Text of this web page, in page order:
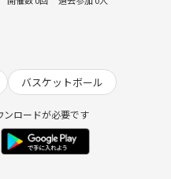
バスケットボール
ンロードが必要です